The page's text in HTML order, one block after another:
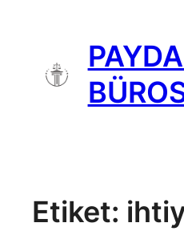
Etiket: